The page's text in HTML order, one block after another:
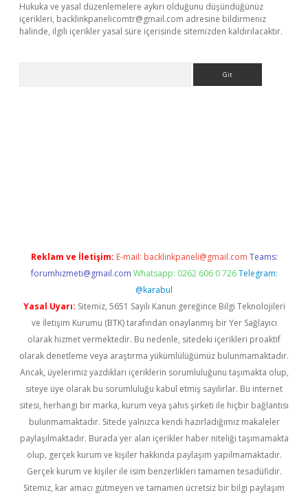
Hukuka ve yasal düzenlemelere aykırı olduğunu düşündüğünüz
içerikleri, backlinkpanelicomtr@gmail.com adresine bildirmeniz
halinde, ilgili içerikler yasal süre içerisinde sitemizden kaldırılacaktır.
Reklam ve İletişim: E-mail: backlinkpaneli@gmail.com Teams:
forumhizmeti@gmail.com Whatsapp: 0262 606 0 726 Telegram:
@karabul
Yasal Uyarı: Sitemiz, 5651 Sayılı Kanun gereğince Bilgi Teknolojileri
ve İletişim Kurumu (BTK) tarafından onaylanmış bir Yer Sağlayıcı
olarak hizmet vermektedir. Bu nedenle, sitedeki içerikleri proaktif
olarak denetleme veya araştırma yükümlülüğümüz bulunmamaktadır.
Ancak, üyelerimiz yazdıkları içeriklerin sorumluluğunu taşımakta olup,
siteye üye olarak bu sorumluluğu kabul etmiş sayılırlar. Bu internet
sitesi, herhangi bir marka, kurum veya şahıs şirketi ile hiçbir bağlantısı
bulunmamaktadır. Sitede yalnızca kendi hazırladığımız makaleler
paylaşılmaktadır. Burada yer alan içerikler haber niteliği taşımamakta
olup, gerçek kurum ve kişiler hakkında paylaşım yapılmamaktadır.
Gerçek kurum ve kişiler ile isim benzerlikleri tamamen tesadüfidir.
Sitemiz, kar amacı gütmeyen ve tamamen ücretsiz bir bilgi paylaşım